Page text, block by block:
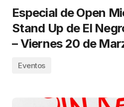
Especial de Open
Stand Up de El
– Viernes 20 de
Eventos